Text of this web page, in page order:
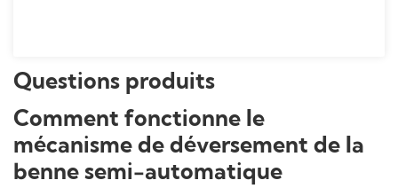
Questions produits
Comment fonctionne le
mécanisme de déversement de la
benne semi-automatique